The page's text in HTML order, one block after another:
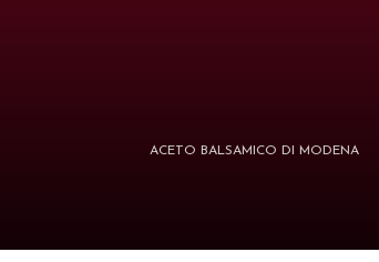
ACETO BALSAMICO DI MODENA